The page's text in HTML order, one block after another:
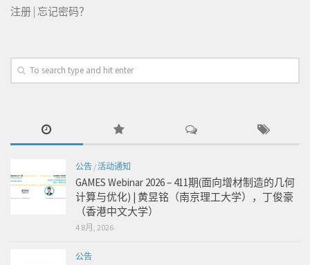
注册 忘记密码？
公告 /活动通知
GAMES Webinar 2026 – 411期(面向增材制造的几何
计算与优化) | 黄昱铭（南京理工大学），丁俊豪
（香港中文大学）
4 8月, 2026
公告